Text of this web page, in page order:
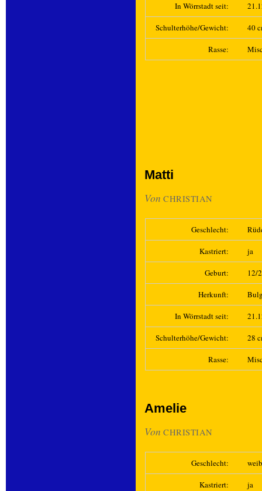
In Wörrstadt seit:
Schulterhöhe/Gewicht: 40
Rasse:
Matti
Von CHRISTIAN
Geschlecht:
Kastriert: ja
Geburt: 12/
Herkunft:
In Wörrstadt seit:
Schulterhöhe/Gewicht: 28
Rasse:
Amelie
Von CHRISTIAN
Geschlecht:
Kastriert: ja